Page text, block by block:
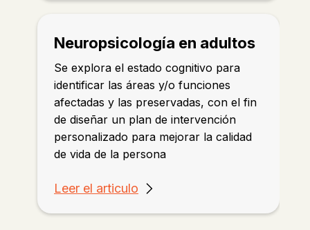
Neuropsicología en adultos
Se explora el estado cognitivo para
identificar las áreas y/o funciones
afectadas y las preservadas, con el fin
de diseñar un plan de intervención
personalizado para mejorar la calidad
de vida de la persona
Leer el articulo